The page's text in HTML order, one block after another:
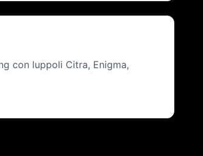
con luppoli Citra, Enigma,